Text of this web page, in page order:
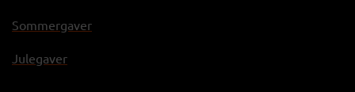
Sommergaver
Julegaver